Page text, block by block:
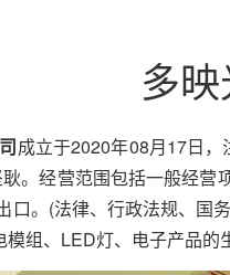
多
成立于2020年08月17日
。经营范围包括一般经
口。(法律、行政法规、国
组、LED灯、电子产品的